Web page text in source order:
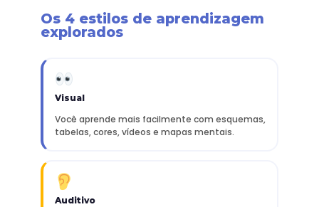
Os 4 estilos de aprendizagem
explorados
Visual
Você aprende mais facilmente com esquemas,
tabelas, cores, vídeos e mapas mentais.
Auditivo